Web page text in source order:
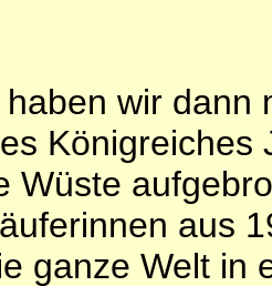
wir dann
Wüste
aus
ganze Welt in